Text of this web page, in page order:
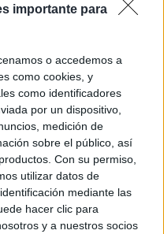
importante para
o accedemos a
como cookies, y
como identificadores
por un dispositivo,
medición de
sobre el público, así
Con su permiso,
utilizar datos de
mediante las
hacer clic para
y a nuestros socios